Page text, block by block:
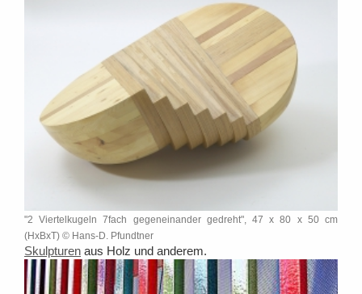
"2 Viertelkugeln 7fach gegeneinander gedreht", 47 x 80 x 50 cm
(HxBxT) © Hans-D. Pfundtner
Skulpturen aus Holz und anderem.